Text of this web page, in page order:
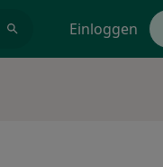
Einloggen